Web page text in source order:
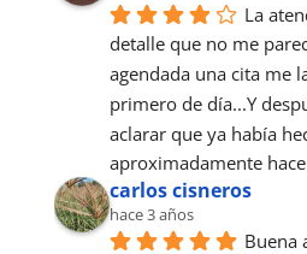
La
detalle que no me
agendada una cita me
primero de día...Y
aclarar que ya había
aproximadamente
carlos cisneros
hace 3 años
Buena